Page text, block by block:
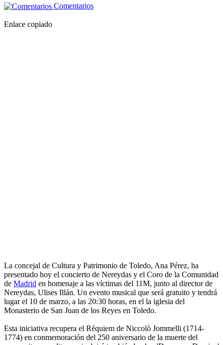
Comentarios
Enlace copiado
La concejal de Cultura y Patrimonio de Toledo, Ana Pérez, ha
presentado hoy el concierto de Nereydas y el Coro de la Comunidad
de Madrid en homenaje a las víctimas del 11M, junto al director de
Nereydas, Ulises Illán. Un evento musical que será gratuito y tendrá
lugar el 10 de marzo, a las 20:30 horas, en el la iglesia del
Monasterio de San Juan de los Reyes en Toledo.
Esta iniciativa recupera el Réquiem de Niccolò Jommelli (1714-
1774) en conmemoración del 250 aniversario de la muerte del